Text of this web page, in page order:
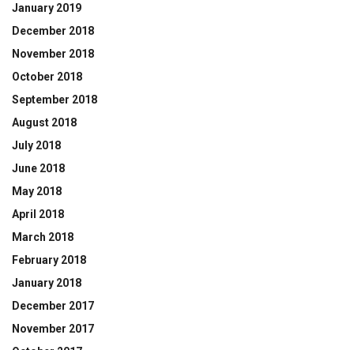
January 2019
December 2018
November 2018
October 2018
September 2018
August 2018
July 2018
June 2018
May 2018
April 2018
March 2018
February 2018
January 2018
December 2017
November 2017